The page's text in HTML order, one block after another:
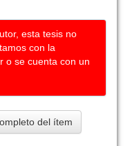
esta tesis no
con la
o se cuenta con un
del ítem